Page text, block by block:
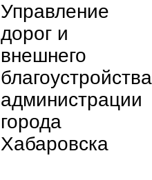
Управление
дорог и
внешнего
благоустройства
администрации
города
Хабаровска